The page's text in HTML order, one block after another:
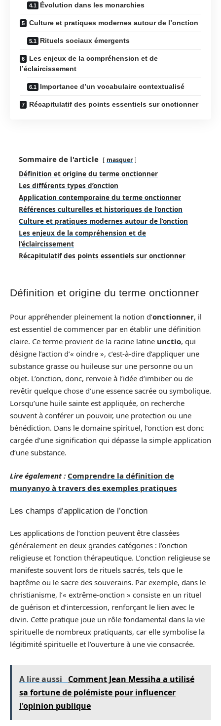
Évolution dans les monarchies
Culture et pratiques modernes autour de l’onction
Rituels sociaux émergents
Les enjeux de la compréhension et de
l’éclaircissement
Importance d’un vocabulaire contextualisé
Récapitulatif des points essentiels sur onctionner
Sommaire de l'article masquer
Définition et origine du terme onctionner
Les différents types d’onction
Application contemporaine du terme onctionner
Références culturelles et historiques de l’onction
Culture et pratiques modernes autour de l’onction
Les enjeux de la compréhension et de
l’éclaircissement
Récapitulatif des points essentiels sur onctionner
Définition et origine du terme onctionner
Pour appréhender pleinement la notion d’onctionner, il
est essentiel de commencer par en établir une définition
claire. Ce terme provient de la racine latine unctio, qui
désigne l’action d’« oindre », c’est-à-dire d’appliquer une
substance grasse ou huileuse sur une personne ou un
objet. L’onction, donc, renvoie à l’idée d’imbiber ou de
revêtir quelque chose d’une essence sacrée ou symbolique.
Lorsqu’une huile sainte est appliquée, on recherche
souvent à conférer un pouvoir, une protection ou une
bénédiction. Dans le domaine spirituel, l’onction est donc
cargée d’une signification qui dépasse la simple application
d’une substance.
Lire également : Comprendre la définition de
munyanyo à travers des exemples pratiques
Les champs d’application de l’onction
Les applications de l’onction peuvent être classées
généralement en deux grandes catégories : l’onction
religieuse et l’onction thérapeutique. L’onction religieuse se
manifeste souvent lors de rituels sacrés, tels que le
baptême ou le sacre des souverains. Par exemple, dans le
christianisme, l’« extrême-onction » consiste en un rituel
de guérison et d’intercession, renforçant le lien avec le
divin. Cette pratique joue un rôle fondamental dans la vie
spirituelle de nombreux pratiquants, car elle symbolise la
légitimité spirituelle et l’ouverture à une vie consacrée.
A lire aussi
Comment Jean Messiha a utilisé
sa fortune de polémiste pour influencer
l'opinion publique